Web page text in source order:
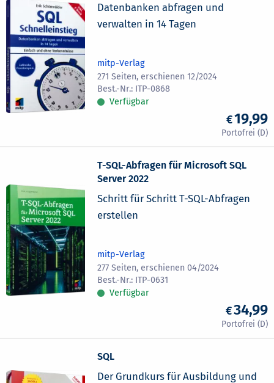
Datenbanken abfragen und
verwalten in 14 Tagen
mitp-Verlag
271 Seiten, erschienen 12/2024
ITP-0868
Verfügbar
19,99
T-SQL-Abfragen für Microsoft SQL
Server 2022
Schritt für Schritt T-SQL-Abfragen
erstellen
mitp-Verlag
277 Seiten, erschienen 04/2024
ITP-0631
Verfügbar
34,99
SQL
Der Grundkurs für Ausbildung und